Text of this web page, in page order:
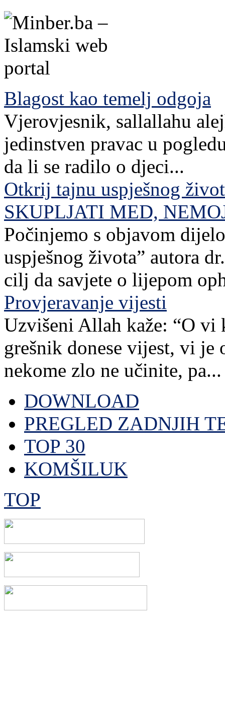
Blagost kao temelj odgoja
Vjerovjesnik, sallallahu
jedinstven pravac u
da li se radilo o djeci...
Otkrij tajnu uspješnog
SKUPLJATI MED,
Počinjemo s objavom
uspješnog života” autora
cilj da savjete o lijepom
Provjeravanje vijesti
Uzvišeni Allah kaže: “O
grešnik donese vijest, vi je
nekome zlo ne učinite, pa...
DOWNLOAD
PREGLED ZADNJIH
TOP 30
KOMŠILUK
TOP